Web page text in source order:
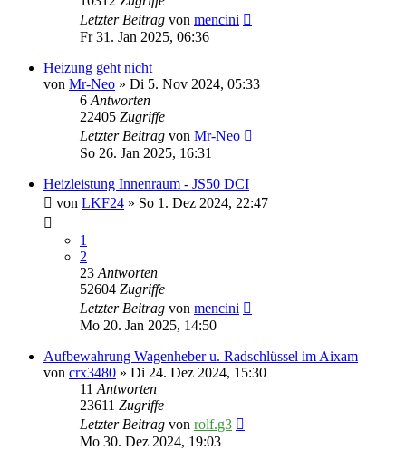
Letzter Beitrag von mencini
Fr 31. Jan 2025, 06:36
Heizung geht nicht
von Mr-Neo » Di 5. Nov 2024, 05:33
6Antworten
22405 Zugriffe
Letzter Beitrag von Mr-Neo
So 26. Jan 2025, 16:31
Heizleistung Innenraum - JS50 DCI
von LKF24 » So 1. Dez 2024, 22:47
1
2
23Antworten
52604 Zugriffe
Letzter Beitrag von mencini
Mo 20. Jan 2025, 14:50
Aufbewahrung Wagenheber u. Radschlüssel im Aixam
von crx3480 » Di 24. Dez 2024, 15:30
11Antworten
23611 Zugriffe
Letzter Beitrag von rolf.g3
Mo 30. Dez 2024, 19:03